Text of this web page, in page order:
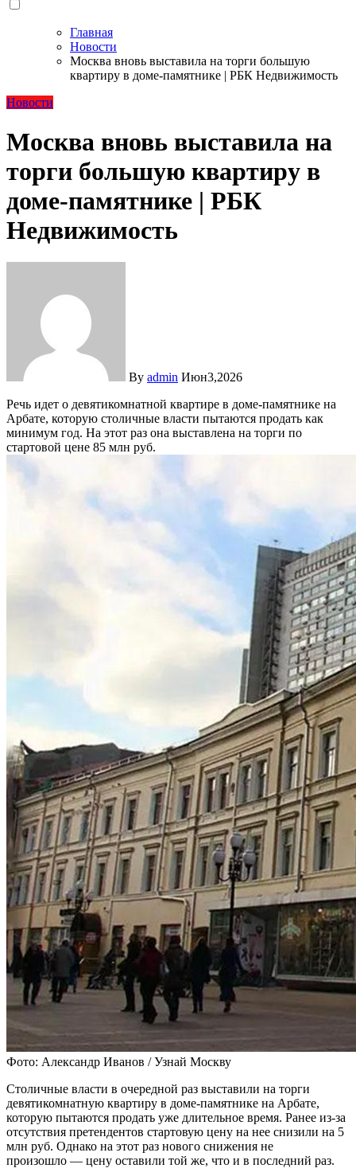
Главная
Новости
Москва вновь выставила на торги большую
квартиру в доме-памятнике | РБК Недвижимость
Новости
Москва вновь выставила на
торги большую квартиру в
доме-памятнике | РБК
Недвижимость
By admin Июн3,2026
Речь идет о девятикомнатной квартире в доме-памятнике на
Арбате, которую столичные власти пытаются продать как
минимум год. На этот раз она выставлена на торги по
стартовой цене 85 млн руб.
Фото: Александр Иванов / Узнай Москву
Столичные власти в очередной раз выставили на торги
девятикомнатную квартиру в доме-памятнике на Арбате,
которую пытаются продать уже длительное время. Ранее из-за
отсутствия претендентов стартовую цену на нее снизили на 5
млн руб. Однако на этот раз нового снижения не
произошло — цену оставили той же, что и в последний раз.